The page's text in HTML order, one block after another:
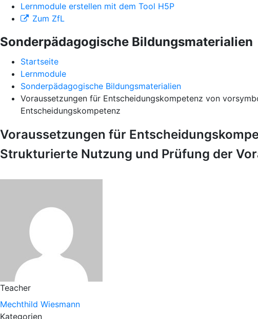
Lernmodule erstellen mit dem Tool H5P
Zum ZfL
Sonderpädagogische Bildungsmaterialien
Startseite
Lernmodule
Sonderpädagogische Bildungsmaterialien
Voraussetzungen für Entscheidungskompetenz von
Entscheidungskompetenz
Voraussetzungen für
Strukturierte Nutzung und Prüfung der
Teacher
Mechthild Wiesmann
Kategorien